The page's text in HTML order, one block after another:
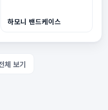
하모니 밴드케이스
체 보기